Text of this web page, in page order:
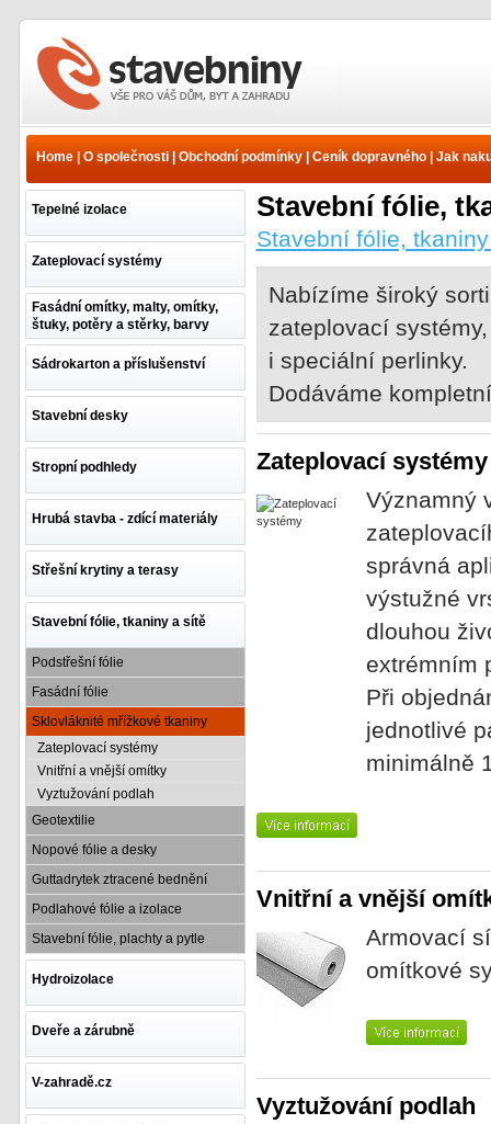
Internetový prodej
materiálů
Home| O společnosti| Obchodní podmínky| Ceník dopravného| Jak
Tepelné izolace
Zateplovací systémy
Fasádní omítky, malty, omítky,
štuky, potěry a stěrky, barvy
Sádrokarton a příslušenství
Stavební desky
Stropní podhledy
Hrubá stavba - zdící materiály
Střešní krytiny a terasy
Stavební fólie, tkaniny a sítě
Podstřešní fólie
Fasádní fólie
Sklovláknité mřížkové tkaniny
Zateplovací systémy
Vnitřní a vnější omítky
Vyztužování podlah
Geotextilie
Nopové fólie a desky
Guttadrytek ztracené bednění
Podlahové fólie a izolace
Stavební fólie, plachty a pytle
Hydroizolace
Dveře a zárubně
V-zahradě.cz
Stavební fólie,
Stavební fólie,
Nabízíme široký
zateplovací
i speciální perlinky.
Dodáváme
Zateplovací systémy
Významný
správná
výstužné
dlouhou
extrémním
Při
jednotlivé
minimálně
Vnitřní a vnější
Armovací
omítkové
Vyztužování podlah